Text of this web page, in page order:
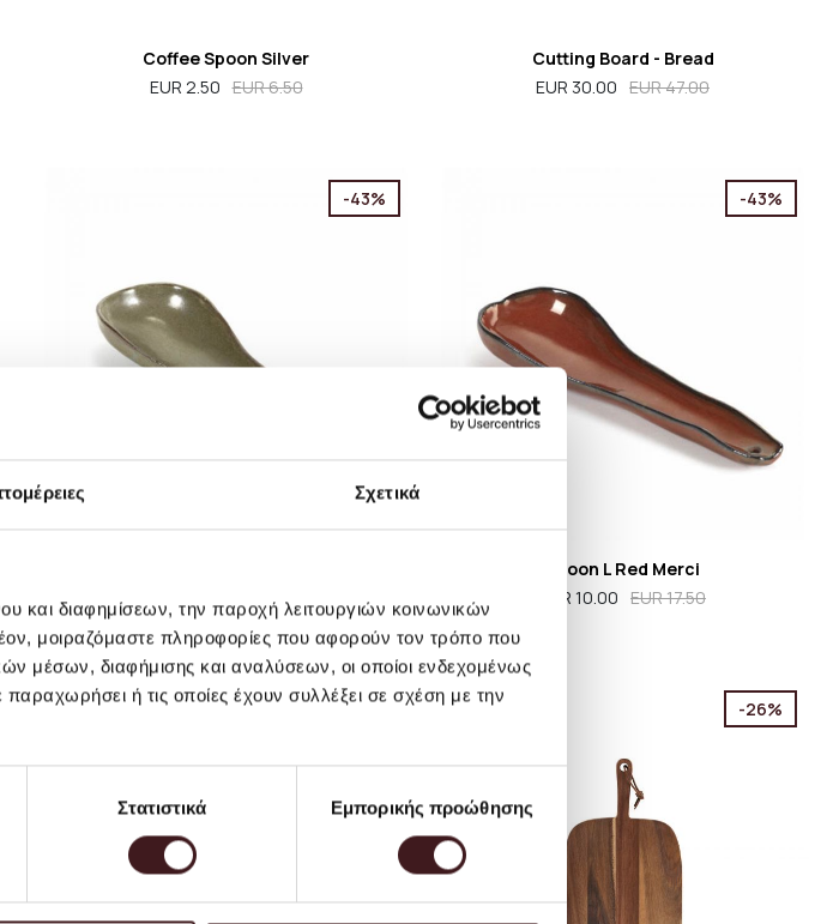
Σχετικά
και διαφημίσεων, την παροχή λειτουργιών κοινωνικών
μοιραζόμαστε πληροφορίες που αφορούν τον τρόπο που
μέσων, διαφήμισης και αναλύσεων, οι οποίοι ενδεχομένως
ή τις οποίες έχουν συλλέξει σε σχέση με την
Στατιστικά Εμπορικής προώθησης
Coffee Spoon Silver
EUR 2.50 EUR 6.50
Cutting Board - Bread
EUR 30.00 EUR 47.00
-43%
EUR 17.50
-43%
Spoon L Red Merci
EUR 10.00 EUR 17.50
-20% -26%